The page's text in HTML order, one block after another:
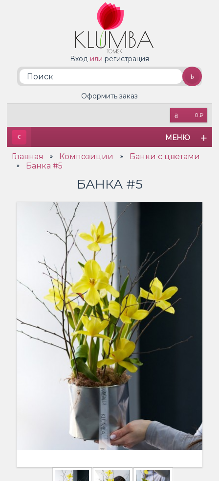
Вход или регистрация
0 ₽
Оформить заказ
МЕНЮ
Главная » Композиции » Банки с цветами
» Банка #5
БАНКА #5